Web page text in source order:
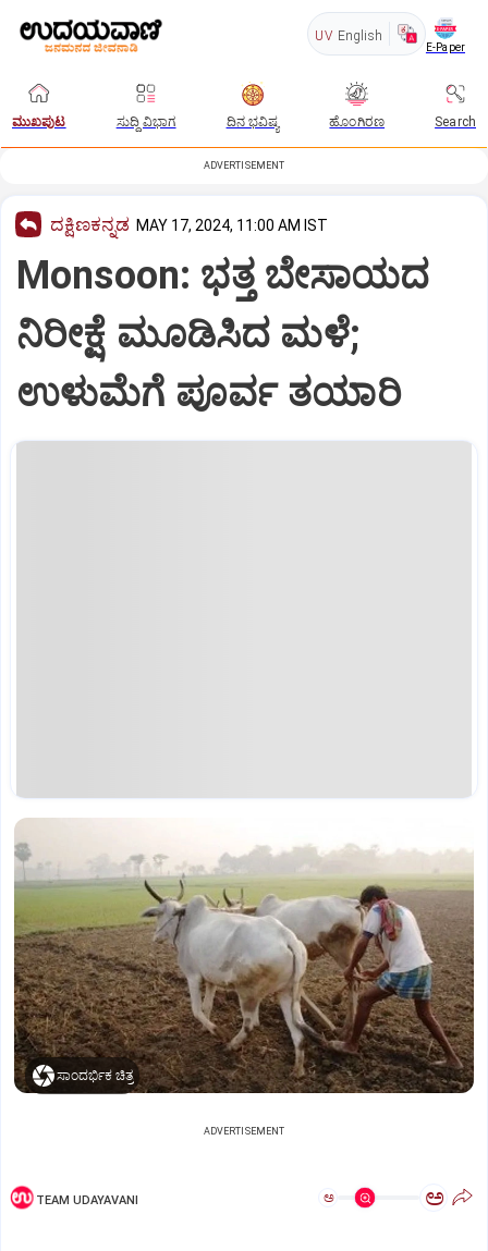
UV English
E-Paper
ಮುಖಪುಟ ಸುದ್ದಿ ವಿಭಾಗ ದಿನ ಭವಿಷ್ಯ ಹೊಂಗಿರಣ Search
ADVERTISEMENT
ದಕ್ಷಿಣಕನ್ನಡ MAY 17, 2024, 11:00 AM IST
Monsoon: ಭತ್ತ ಬೇಸಾಯದ
ನಿರೀಕ್ಷೆ ಮೂಡಿಸಿದ ಮಳೆ;
ಉಳುಮೆಗೆ ಪೂರ್ವ ತಯಾರಿ
ಸಾಂದರ್ಭಿಕ ಚಿತ್ರ
ADVERTISEMENT
TEAM UDAYAVANI ಅ ಅ